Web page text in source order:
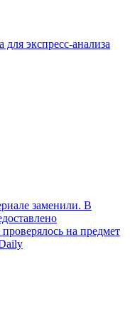
экспресс-анализа
заменили. В
на предмет